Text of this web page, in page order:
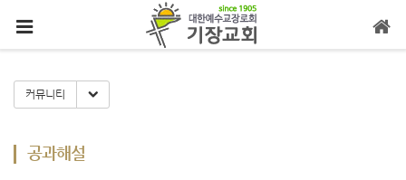
커뮤니티 Toggle Dropdown
공과해설